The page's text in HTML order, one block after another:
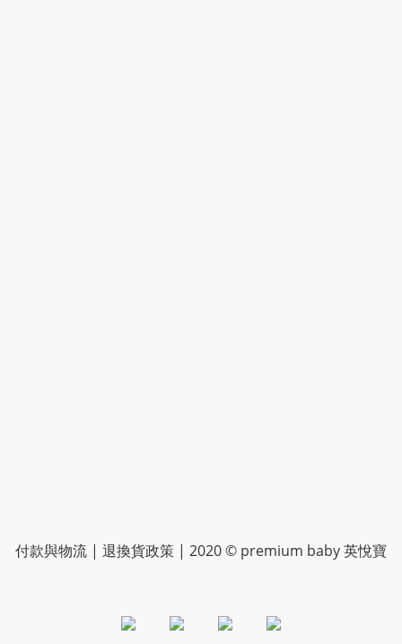
付款與物流 | 退換貨政策 | 2020 © premium baby 英悅寶